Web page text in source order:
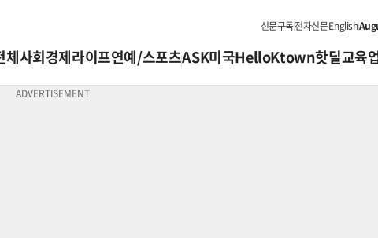
신문구독전자신문English
체사회경제라이프연예/스포츠ASK미국HelloKtown핫딜교육